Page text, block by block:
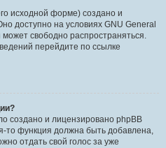
исходной форме) создано и
доступно на условиях GNU General
свободно распространяться.
перейдите по ссылке
создано и лицензировано phpBB
то функция должна быть добавлена,
отдать свой голос за уже